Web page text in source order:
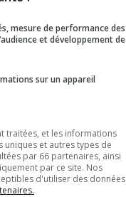
mesure de performance des
et développement de
sur un appareil
traitées, et les informations
et autres types de
par 66 partenaires, ainsi
par ce site. Nos
d'utiliser des données